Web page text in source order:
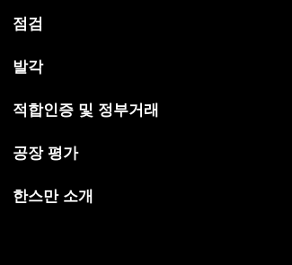
점검
발각
적합인증 및 정부거래
공장 평가
한스만 소개